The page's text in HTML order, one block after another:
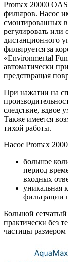
Promax 20000
фильтров. Насос
смонтированных в
регулировать или
дистанционного
фильтруется за
«Environmental
автоматически
предотвращая
При нажатии на
следствие, вдвое
Также имеется
тихой работы.
Насос Promax
большое
период
входных
уникальная
фильтрации
Большой сетчатый
практически без
частицы